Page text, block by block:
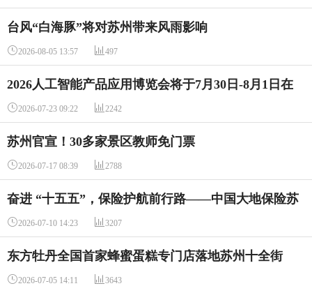
台风“白海豚”将对苏州带来风雨影响
2026-08-05 13:57  497
2026人工智能产品应用博览会将于7月30日-8月1日在
苏州国际博览中心举行
2026-07-23 09:22  2242
苏州官宣！30多家景区教师免门票
2026-07-17 08:39  2788
奋进 “十五五”，保险护航前行路——中国大地保险苏
州分公司党支部开展 7・8 全国保险公众宣传日线下宣
传活动
2026-07-10 14:23  3207
东方牡丹全国首家蜂蜜蛋糕专门店落地苏州十全街
2026-07-05 14:11  3643